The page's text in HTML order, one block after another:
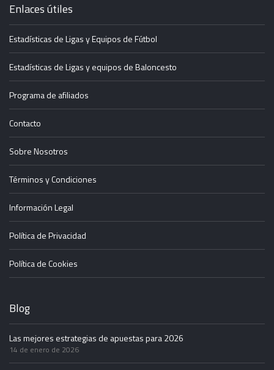
Enlaces útiles
Estadísticas de Ligas y Equipos de Fútbol
Estadísticas de Ligas y equipos de Baloncesto
Programa de afiliados
Contacto
Sobre Nosotros
Términos y Condiciones
Información Legal
Política de Privacidad
Política de Cookies
Blog
Las mejores estrategias de apuestas para 2026
14 de enero de 2026